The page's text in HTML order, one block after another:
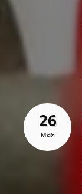
26
мая